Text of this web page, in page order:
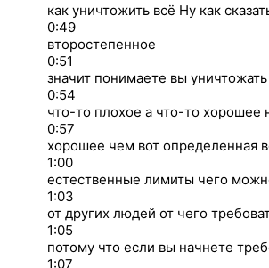
как уничтожить всё Ну как
0:49
второстепенное
0:51
значит понимаете вы
0:54
что-то плохое а что-то хорошее
0:57
хорошее чем вот определенная
1:00
естественные лимиты чего
1:03
от других людей от чего
1:05
потому что если вы начнете
1:07